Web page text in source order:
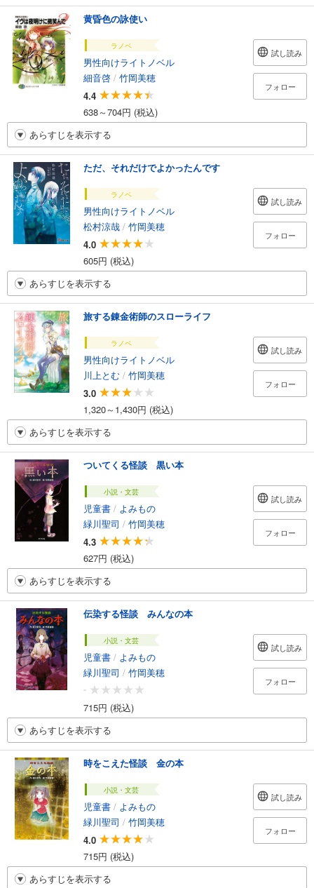
黄昏色の詠使い
ラノベ
男性向けライトノベル
細音啓 / 竹岡美穂
4.4
638～704円 (税込)
試し読み
フォロー
あらすじを表示する
ただ、それだけでよかったんです
ラノベ
男性向けライトノベル
松村涼哉 / 竹岡美穂
4.0
605円 (税込)
試し読み
フォロー
あらすじを表示する
旅する錬金術師のスローライフ
ラノベ
男性向けライトノベル
川上とむ / 竹岡美穂
3.0
1,320～1,430円 (税込)
試し読み
フォロー
あらすじを表示する
ついてくる怪談 黒い本
小説・文芸
児童書 / よみもの
緑川聖司 / 竹岡美穂
4.3
627円 (税込)
試し読み
フォロー
あらすじを表示する
伝染する怪談 みんなの本
小説・文芸
児童書 / よみもの
緑川聖司 / 竹岡美穂
-
715円 (税込)
試し読み
フォロー
あらすじを表示する
時をこえた怪談 金の本
小説・文芸
児童書 / よみもの
緑川聖司 / 竹岡美穂
4.0
715円 (税込)
試し読み
フォロー
あらすじを表示する